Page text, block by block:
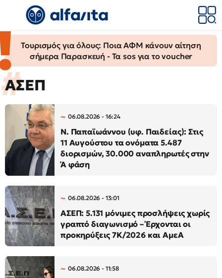
Τουρισμός για όλους: Ποια ΑΦΜ κάνουν αίτηση
σήμερα Παρασκευή - Τα sos για το voucher
ΑΣΕΠ
06.08.2026 - 16:24
N. Παπαϊωάννου (υφ. Παιδείας): Στις
11 Αυγούστου τα ονόματα 5.487
διορισμών, 30.000 αναπληρωτές στην
Ά φάση
06.08.2026 - 13:01
ΑΣΕΠ: 5.131 μόνιμες προσλήψεις χωρίς
γραπτό διαγωνισμό – Έρχονται οι
προκηρύξεις 7Κ/2026 και ΑμεΑ
06.08.2026 - 11:58